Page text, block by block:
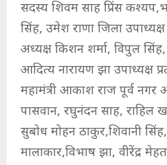
सदस्य शिवम साह प्रिंस
सिंह, उमेश राणा जिला
अध्यक्ष किशन शर्मा, विपुल
आदित्य नारायण झा उपाध्यक्ष
महामंत्री आकाश राज पूर्व नगर
पासवान, रघुनंदन साह, राहिल
सुबोध मोहन ठाकुर,शिवानी
मालाकार,विभाष झा, वीरेंद्र